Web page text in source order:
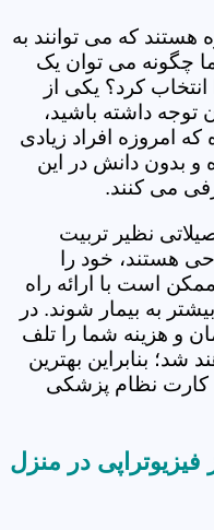
هستند که می توانند به
چگونه می توان یک
کرد؟ یکی از
توجه داشته باشید،
امروزه افراد زیادی
و بدون دانش در این
می کنند.
نظیر تربیت
هستند، خود را
است با ارائه راه
به بیمار شوند. در
و هزینه شما را تلف
بنابراین بهترین
کارت نظام پزشکی
در منزل